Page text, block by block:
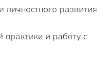
личностного развития
практики и работу с